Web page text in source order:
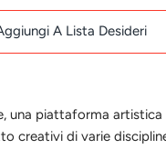
A Lista Desideri
una piattaforma artistica
creativi di varie